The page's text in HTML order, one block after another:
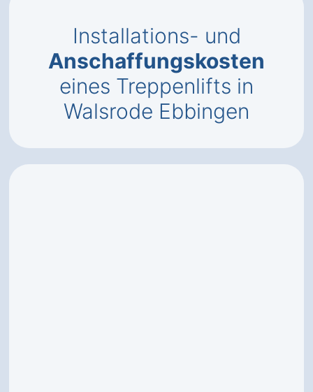
Installations- und
Anschaffungskosten
eines Treppenlifts in
Walsrode Ebbingen